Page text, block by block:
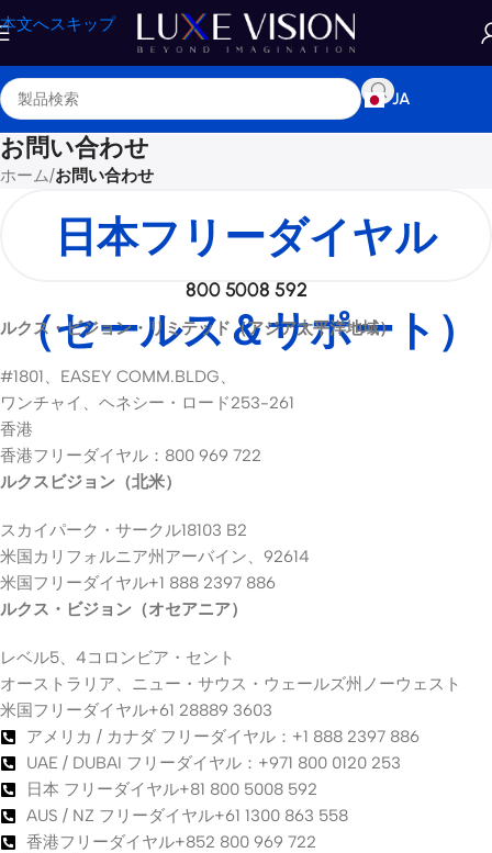
本文へスキップ
JA
お問い合わせ
ホーム/お問い合わせ
日本フリーダイヤル
（セールス＆サポート）
800 5008 592
ルクス・ビジョン・リミテッド（アジア太平洋地域）
#1801、EASEY COMM.BLDG、
ワンチャイ、ヘネシー・ロード253-261
香港
香港フリーダイヤル：800 969 722
ルクスビジョン（北米）
スカイパーク・サークル18103 B2
米国カリフォルニア州アーバイン、92614
米国フリーダイヤル+1 888 2397 886
ルクス・ビジョン（オセアニア）
レベル5、4コロンビア・セント
オーストラリア、ニュー・サウス・ウェールズ州ノーウェスト
米国フリーダイヤル+61 28889 3603
アメリカ / カナダ フリーダイヤル：+1 888 2397 886
UAE / DUBAI フリーダイヤル：+971 800 0120 253
日本 フリーダイヤル+81 800 5008 592
AUS / NZ フリーダイヤル+61 1300 863 558
香港フリーダイヤル+852 800 969 722